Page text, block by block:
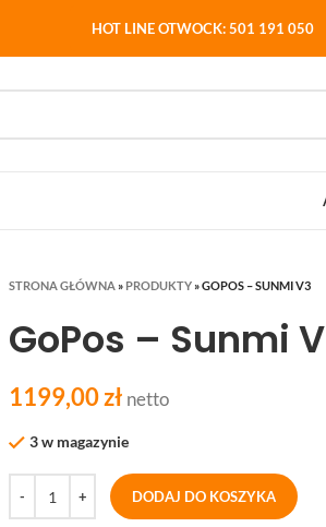
HOT LINE OTWOCK: 501 191 050
STRONA GŁÓWNA » PRODUKTY »GOPOS – SUNMI V3
GoPos – Sunmi
1199,00zł netto
3 w magazynie
DODAJ DO KOSZYKA